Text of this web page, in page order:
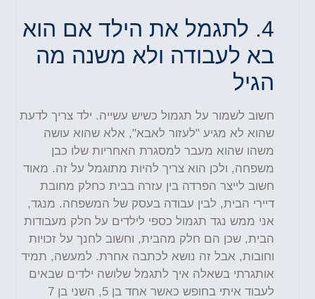
לתגמל את הילד אם הוא
בא לעבודה ולא משנה מה
הגיל
חשוב לשמור על תגמול כשיש עשייה. ילד צריך לדעת
שהוא לא מגיע "לעזור לאבא", אלא שהוא עושה
משהו שהוא מעבר למסגרת האחריות שלו כבן
משפחה, ולכן הוא צריך להיות מתוגמל על זה. מאוד
חשוב לייצר הפרדה בין עזרה בבית כחלק מחובת
דיירי הבית, לבין עבודה בעסק של המשפחה. מנגד,
אני ממש נגד תגמול כספי לילדים על חלק מעבודות
הבית, שכן הם חלק מהבית, וחשוב לחנך על זכויות
וחובות, אבל זה נושא לכתבה אחרת. למעשה, תמיד
אותגרתי בשאלה איך לתגמל שלושה ילדים שבאים
לעבוד איתי בחופש כאשר אחד בן 5, השני בן 7